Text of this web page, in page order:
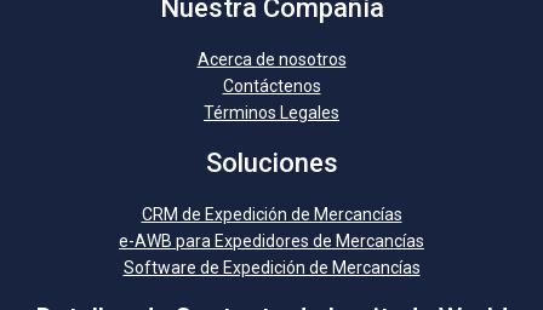
Nuestra Compañía
Acerca de nosotros
Contáctenos
Términos Legales
Soluciones
CRM de Expedición de Mercancías
e-AWB para Expedidores de Mercancías
Software de Expedición de Mercancías